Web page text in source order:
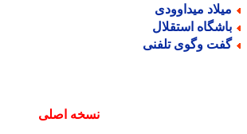
میداوودی
استقلال
وگوی تلفنی
نسخه اصلی